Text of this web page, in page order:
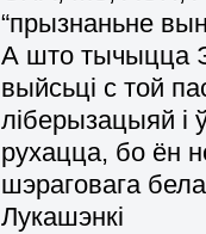
“прызнаньне
А што тычыцца
выйсьці с той
ліберызацыяй і
рухацца, бо ён
шэраговага
Лукашэнкі